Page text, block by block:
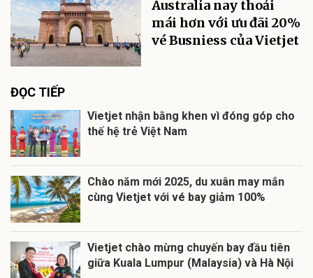
Australia nay thoải
mái hơn với ưu đãi 20%
vé Busniess của Vietjet
ĐỌC TIẾP
Vietjet nhận bằng khen vì đóng góp cho
thế hệ trẻ Việt Nam
Chào năm mới 2025, du xuân may mắn
cùng Vietjet với vé bay giảm 100%
Vietjet chào mừng chuyến bay đầu tiên
giữa Kuala Lumpur (Malaysia) và Hà Nội